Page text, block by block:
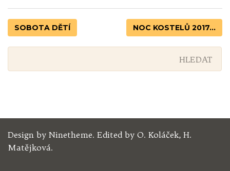
SOBOTA DĚTÍ NOC KOSTELŮ 2017...
Design by Ninetheme. Edited by O. Koláček, H.
Matějková.